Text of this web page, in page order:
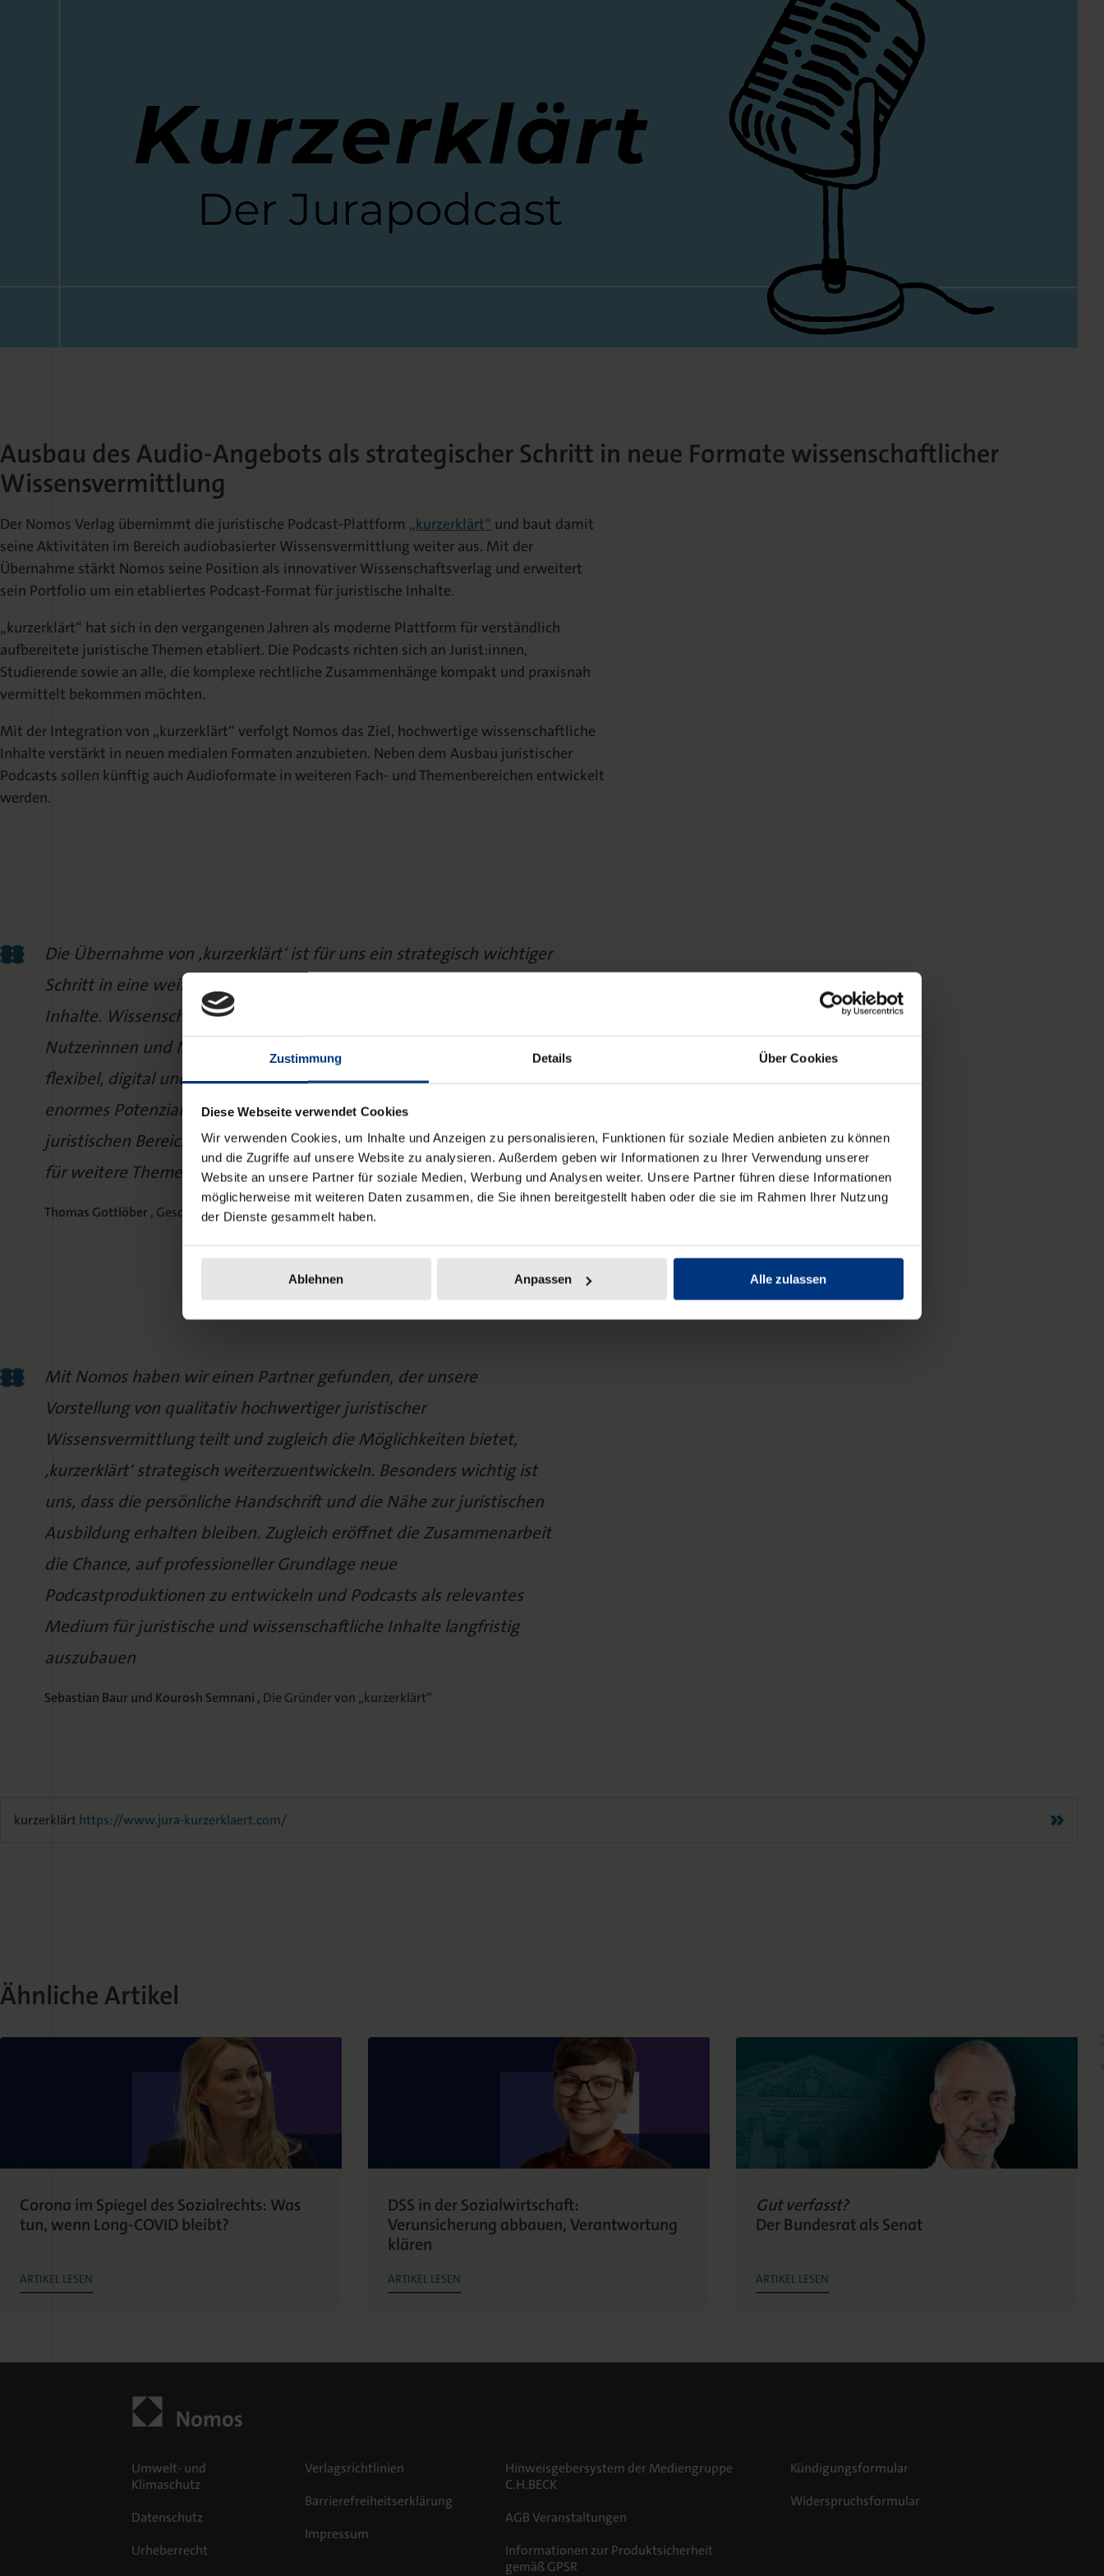
Zustimmung Details Über Cookies
Diese Webseite verwendet Cookies
Wir verwenden Cookies, um Inhalte und Anzeigen zu personalisieren, Funktionen für soziale Medien anbieten zu können
und die Zugriffe auf unsere Website zu analysieren. Außerdem geben wir Informationen zu Ihrer Verwendung unserer
Website an unsere Partner für soziale Medien, Werbung und Analysen weiter. Unsere Partner führen diese Informationen
möglicherweise mit weiteren Daten zusammen, die Sie ihnen bereitgestellt haben oder die sie im Rahmen Ihrer Nutzung
der Dienste gesammelt haben.
Ablehnen Anpassen Alle zulassen
Ausbau des Audio-Angebots als strategischer Schritt in neue Formate wissenschaftlicher
Wissensvermittlung
Der Nomos Verlag übernimmt die juristische Podcast-Plattform „kurzerklärt“ und baut damit
seine Aktivitäten im Bereich audiobasierter Wissensvermittlung weiter aus. Mit der
Übernahme stärkt Nomos seine Position als innovativer Wissenschaftsverlag und erweitert
sein Portfolio um ein etabliertes Podcast-Format für juristische Inhalte.
„kurzerklärt“ hat sich in den vergangenen Jahren als moderne Plattform für verständlich
aufbereitete juristische Themen etabliert. Die Podcasts richten sich an Jurist:innen,
Studierende sowie an alle, die komplexe rechtliche Zusammenhänge kompakt und praxisnah
vermittelt bekommen möchten.
Mit der Integration von „kurzerklärt“ verfolgt Nomos das Ziel, hochwertige wissenschaftliche
Inhalte verstärkt in neuen medialen Formaten anzubieten. Neben dem Ausbau juristischer
Podcasts sollen künftig auch Audioformate in weiteren Fach- und Themenbereichen entwickelt
werden.
Die Übernahme von ‚kurzerklärt‘ ist für uns ein strategisch wichtiger
Schritt in eine weitere Darreichungsform qualitativ hochwertiger
Inhalte. Wissenschaftliche Kommunikation verändert sich –
Nutzerinnen und Nutzer erwarten Inhalte heute zunehmend
flexibel, digital und auch auditiv verfügbar. Podcasts bieten dafür
enormes Potenzial. Unser Ziel ist es, dieses Format nicht nur im
juristischen Bereich weiter auszubauen, sondern perspektivisch auch
für weitere Themenwelten des Verlags zu etablieren.
Thomas Gottlöber , Geschäftsführer des Nomos Verlags
Mit Nomos haben wir einen Partner gefunden, der unsere
Vorstellung von qualitativ hochwertiger juristischer
Wissensvermittlung teilt und zugleich die Möglichkeiten bietet,
‚kurzerklärt‘ strategisch weiterzuentwickeln. Besonders wichtig ist
uns, dass die persönliche Handschrift und die Nähe zur juristischen
Ausbildung erhalten bleiben. Zugleich eröffnet die Zusammenarbeit
die Chance, auf professioneller Grundlage neue
Podcastproduktionen zu entwickeln und Podcasts als relevantes
Medium für juristische und wissenschaftliche Inhalte langfristig
auszubauen
Sebastian Baur und Kourosh Semnani , Die Gründer von „kurzerklärt“
kurzerklärt https://www.jura-kurzerklaert.com/
Ähnliche Artikel
Corona im Spiegel des Sozialrechts: Was
tun, wenn Long-COVID bleibt?
ARTIKEL LESEN
DSS in der Sozialwirtschaft:
Verunsicherung abbauen, Verantwortung
klären
ARTIKEL LESEN
Gut verfasst?
Der Bundesrat als Senat
ARTIKEL LESEN
Umwelt- und
Klimaschutz
Datenschutz
Urheberrecht
Verlagsrichtlinien
Barrierefreiheitserklärung
Impressum
Hinweisgebersystem der Mediengruppe
C.H.BECK
AGB Veranstaltungen
Informationen zur Produktsicherheit
gemäß GPSR
Kündigungsformular
Widerspruchsformular